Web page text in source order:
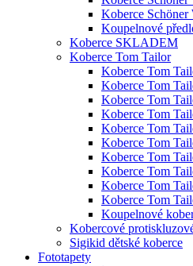
Koberce Schöner
Koupelnové
Koberce SKLADEM
Koberce Tom Tailor
Koberce Tom
Koberce Tom
Koberce Tom
Koberce Tom
Koberce Tom
Koberce Tom
Koberce Tom
Koberce Tom
Koberce Tom
Koberce Tom
Koupelnové
Kobercové
Sigikid dětské koberce
Fototapety